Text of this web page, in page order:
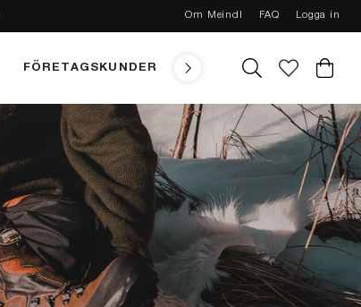
Om Meindl FAQ Logga in
FÖRETAGSKUNDER TEKNIK MEINDL